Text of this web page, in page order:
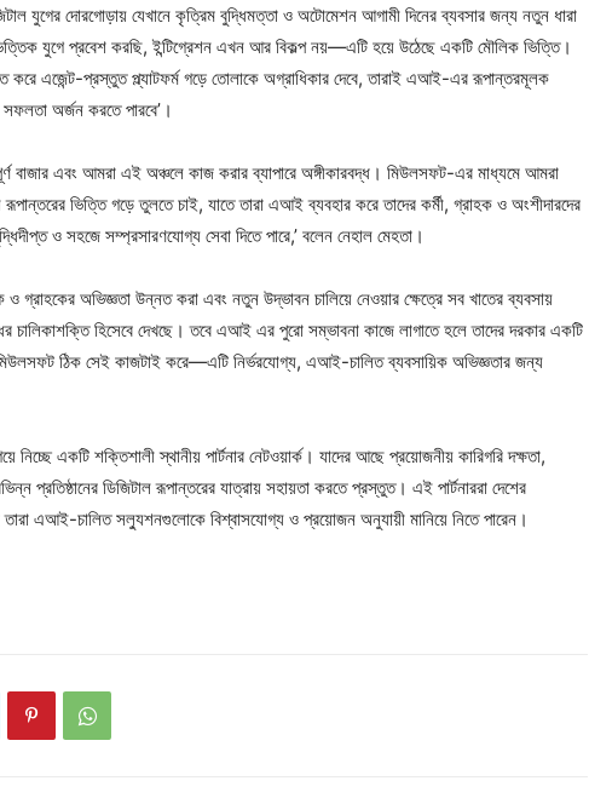
যুগের দোরগোড়ায় যেখানে কৃত্রিম বুদ্ধিমত্তা ও অটোমেশন আগামী দিনের ব্যবসার জন্য নতুন ধারা
যুগে প্রবেশ করছি, ইন্টিগ্রেশন এখন আর বিকল্প নয়—এটি হয়ে উঠেছে একটি মৌলিক ভিত্তি।
করে এজেন্ট-প্রস্তুত প্ল্যাটফর্ম গড়ে তোলাকে অগ্রাধিকার দেবে, তারাই এআই-এর রূপান্তরমূলক
সফলতা অর্জন করতে পারবে’।
বাজার এবং আমরা এই অঞ্চলে কাজ করার ব্যাপারে অঙ্গীকারবদ্ধ। মিউলসফট-এর মাধ্যমে আমরা
রূপান্তরের ভিত্তি গড়ে তুলতে চাই, যাতে তারা এআই ব্যবহার করে তাদের কর্মী, গ্রাহক ও অংশীদারদের
ও সহজে সম্প্রসারণযোগ্য সেবা দিতে পারে,’ বলেন নেহাল মেহতা।
ও গ্রাহকের অভিজ্ঞতা উন্নত করা এবং নতুন উদ্ভাবন চালিয়ে নেওয়ার ক্ষেত্রে সব খাতের ব্যবসায়
চালিকাশক্তি হিসেবে দেখছে। তবে এআই এর পুরো সম্ভাবনা কাজে লাগাতে হলে তাদের দরকার একটি
ঠিক সেই কাজটাই করে—এটি নির্ভরযোগ্য, এআই-চালিত ব্যবসায়িক অভিজ্ঞতার জন্য
একটি শক্তিশালী স্থানীয় পার্টনার নেটওয়ার্ক। যাদের আছে প্রয়োজনীয় কারিগরি দক্ষতা,
প্রতিষ্ঠানের ডিজিটাল রূপান্তরের যাত্রায় সহায়তা করতে প্রস্তুত। এই পার্টনাররা দেশের
তারা এআই-চালিত সল্যুশনগুলোকে বিশ্বাসযোগ্য ও প্রয়োজন অনুযায়ী মানিয়ে নিতে পারেন।